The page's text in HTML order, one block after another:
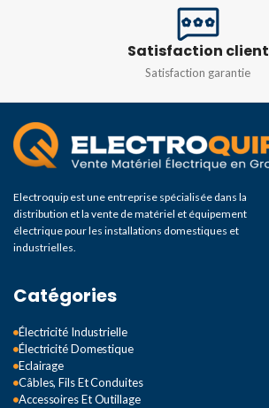
Satisfaction client
Satisfaction garantie
Electroquip est une entreprise spécialisée dans la
distribution et la vente de matériel et équipement
électrique pour les installations domestiques et
industrielles.
Catégories
Électricité Industrielle
Électricité Domestique
Eclairage
Câbles, Fils Et Conduites
Accessoires Et Outillage